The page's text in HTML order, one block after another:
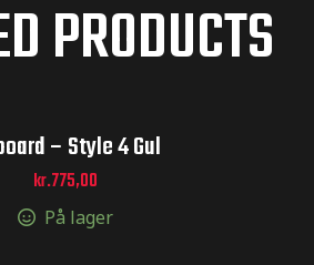
PRODUCTS
– Style 4 Gul
kr.775,00
På lager